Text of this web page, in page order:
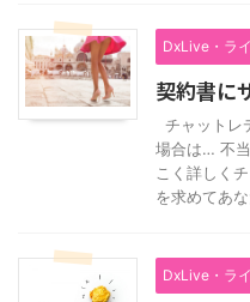
DxLive・ラ
契約書に
チャットレ
場合は… 不
こく詳しく
を求めてあ
DxLive・ラ